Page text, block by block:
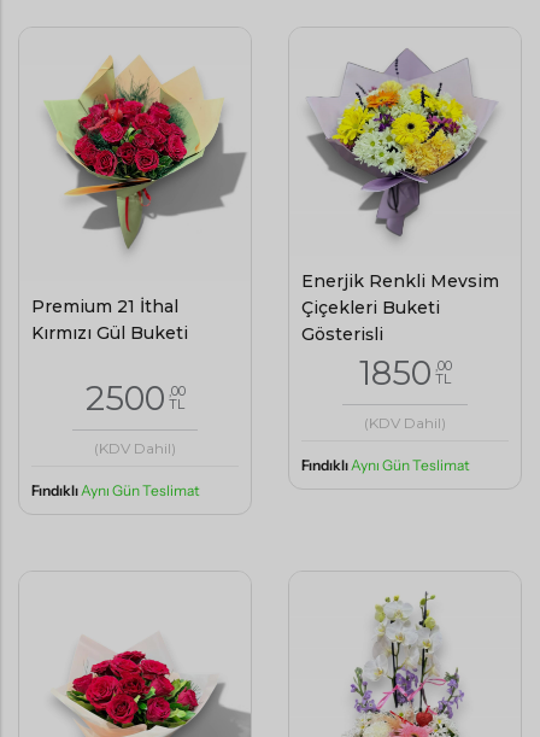
Premium 21 İthal
Kırmızı Gül Buketi
2500 ,00
TL
(KDV Dahil)
FındıklıAynı Gün Teslimat
Enerjik Renkli Mevsim
Çiçekleri Buketi
Gösterişli
1850 ,00
TL
(KDV Dahil)
Fındıklı Aynı Gün Teslimat